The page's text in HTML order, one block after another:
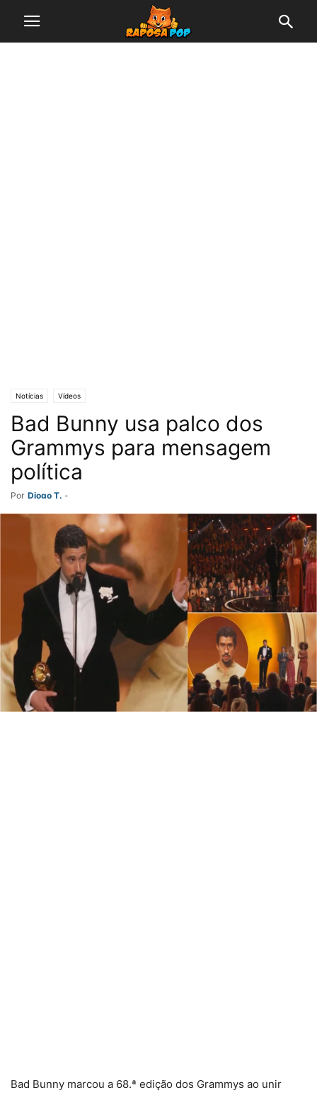
Notícias Vídeos
Bad Bunny usa palco dos
Grammys para mensagem
política
Por Diogo T. -
Bad Bunny marcou a 68.ª edição dos Grammys ao unir